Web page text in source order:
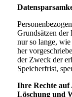
Grundsätzen der
nur so lange,
her
der Zweck der
Speicherfrist,
Ihre Rechte
Löschung und